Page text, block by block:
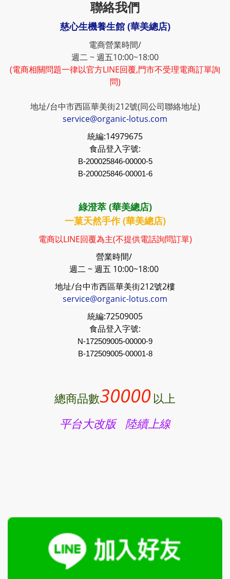
聯絡我們
慈心生機養生館 (華美總店)
電商營業時間/
週二 ~ 週五10:00~18:00
(電商相關問題一律以官方LINE回覆,門市不受理電商訂單詢
問)
地址/台中市西區華美街212號(同公司聯絡地址)
service@organic-lotus.com
統編:14979675
食品登入字號:
B-200025846-00000-5
B-200025846-00001-6
綠澄萃 (華美總店)
一菓天然手作 (華美總店)
電商以LINE回覆為主(不提供電話詢問訂單)
營業時間/
週二 ~ 週五 10:00~18:00
地址/台中市西區華美街212號2樓
service@organic-lotus.com
統編:72509005
食品登入字號:
N-172509005-00000-9
B-172509005-00001-8
總商品數30000 以上
平台大改版 陸續上線